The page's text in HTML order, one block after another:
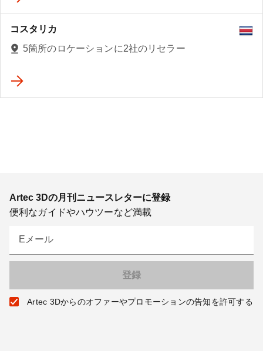
コスタリカ
5箇所のロケーションに2社のリセラー
Artec 3Dの月刊ニュースレターに登録
便利なガイドやハウツーなど満載
Eメール
Artec 3Dからのオファーやプロモーションの告知を許可する